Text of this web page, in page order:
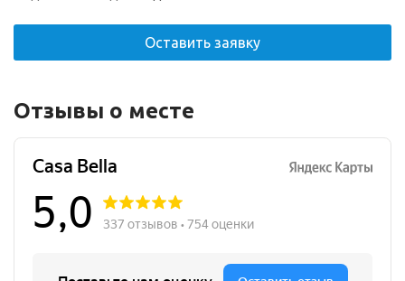
Оставить заявку
Отзывы о месте